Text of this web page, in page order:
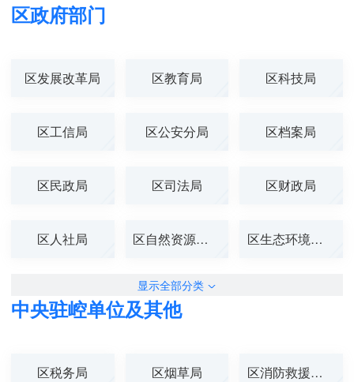
区政府部门
区发展改革局 区教育局 区科技局
区工信局 区公安分局 区档案局
区民政局 区司法局 区财政局
区人社局 区自然资源分局 区生态环境分局
显示全部分类
中央驻崆单位及其他
区税务局 区烟草局 区消防救援大队